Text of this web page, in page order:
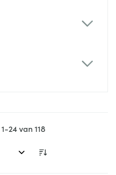
1-24van118